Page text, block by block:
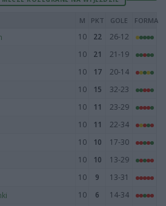
M PKT GOLE FORMA
10 22
26-12
10 21
21-19
10 17
20-14
10 15
32-23
10 11
23-29
10 11
22-34
10 10
17-30
10 10
13-29
10 9
13-31
10 6
14-34